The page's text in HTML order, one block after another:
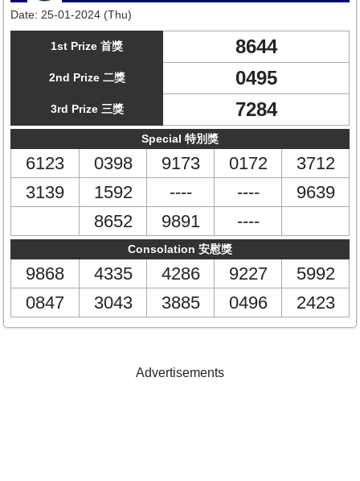
Date: 25-01-2024 (Thu)
1st Prize 首獎 8644
2nd Prize 二獎 0495
3rd Prize 三獎 7284
Special 特別獎
6123 0398 9173 0172
3712
3139
1592 ---- ----
9639
8652
9891 ----
Consolation 安慰獎
9868 4335 4286 9227
5992
0847
3043 3885 0496 2423
Advertisements